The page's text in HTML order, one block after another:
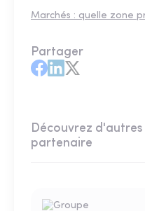
Marchés : quelle zone
Partager
Découvrez
partenaire